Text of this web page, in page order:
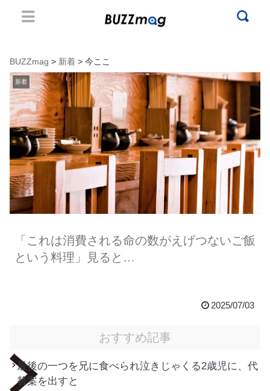
BUZZmag > 新着 > 今ここ
新着
「これは消費される命の数がえげつないご飯
という料理」見ると…
2025/07/03
おすすめ記事
最後の一つを兄に食べられ泣きじゃくる2歳児に、代
替案を出すと